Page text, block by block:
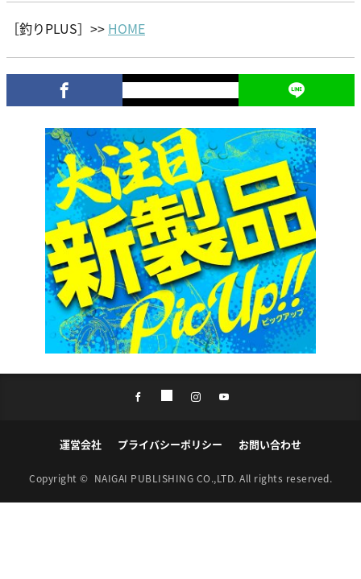
［釣りPLUS］>> HOME
運営会社 プライバシーポリシー お問い合わせ
Copyright © NAIGAI PUBLISHING CO.,LTD. All rights reserved.